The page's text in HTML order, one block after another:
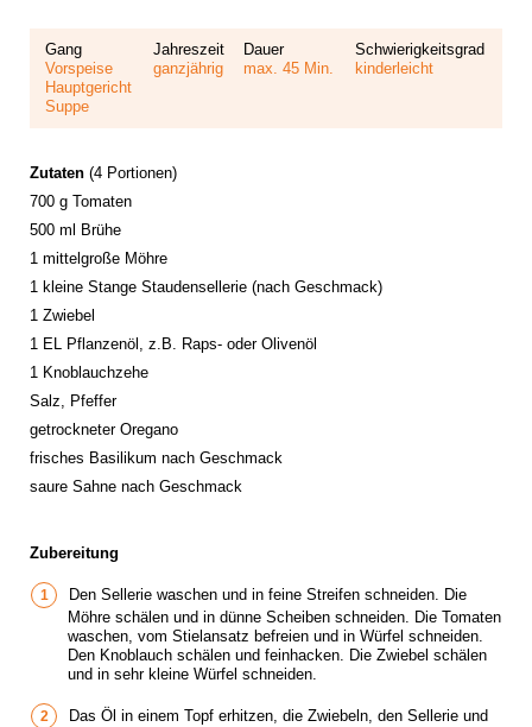
Gang
Vorspeise
Hauptgericht
Suppe
Jahreszeit
ganzjährig
Dauer
max. 45 Min.
Schwierigkeitsgrad
kinderleicht
Zutaten (4 Portionen)
700 g Tomaten
500 ml Brühe
1 mittelgroße Möhre
1 kleine Stange Staudensellerie (nach Geschmack)
1 Zwiebel
1 EL Pflanzenöl, z.B. Raps- oder Olivenöl
1 Knoblauchzehe
Salz, Pfeffer
getrockneter Oregano
frisches Basilikum nach Geschmack
saure Sahne nach Geschmack
Zubereitung
Den Sellerie waschen und in feine Streifen schneiden. Die
Möhre schälen und in dünne Scheiben schneiden. Die Tomaten
waschen, vom Stielansatz befreien und in Würfel schneiden.
Den Knoblauch schälen und feinhacken. Die Zwiebel schälen
und in sehr kleine Würfel schneiden.
Das Öl in einem Topf erhitzen, die Zwiebeln, den Sellerie und